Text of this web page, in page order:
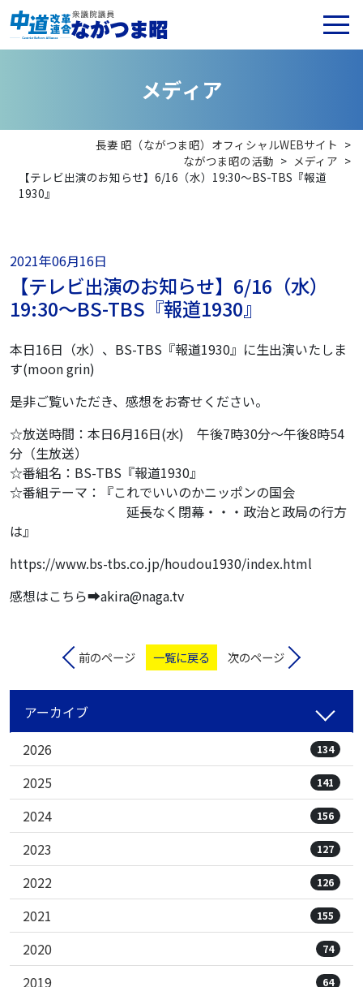
メディア
長妻 昭（ながつま昭）オフィシャルWEBサイト >
ながつま昭の活動 > メディア >
【テレビ出演のお知らせ】6/16（水）19:30〜BS-TBS『報道
1930』
2021年06月16日
【テレビ出演のお知らせ】6/16（水）
19:30〜BS-TBS『報道1930』
本日16日（水）、BS-TBS『報道1930』に生出演いたしま
す(moon grin)
是非ご覧いただき、感想をお寄せください。
☆放送時間：本日6月16日(水) 午後7時30分〜午後8時54
分（生放送）
☆番組名：BS-TBS『報道1930』
☆番組テーマ：『これでいいのかニッポンの国会
延長なく閉幕・・・政治と政局の行方
は』
https://www.bs-tbs.co.jp/houdou1930/index.html
感想はこちら➡️akira@naga.tv
前のページ 一覧に戻る 次のページ
アーカイブ
2026
134
2025 141
2024 156
2023 127
2022 126
2021 155
2020 74
2019 64